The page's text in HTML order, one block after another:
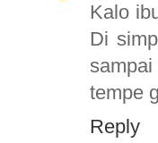
Kalo
Di
tempe
Reply